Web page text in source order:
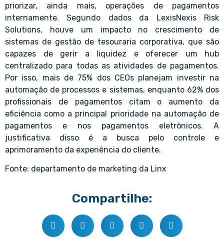
priorizar, ainda mais, operações de pagamentos
internamente. Segundo dados da LexisNexis Risk
Solutions, houve um impacto no crescimento de
sistemas de gestão de tesouraria corporativa, que são
capazes de gerir a liquidez e oferecer um hub
centralizado para todas as atividades de pagamentos.
Por isso, mais de 75% dos CEOs planejam investir na
automação de processos e sistemas, enquanto 62% dos
profissionais de pagamentos citam o aumento da
eficiência como a principal prioridade na automação de
pagamentos e nos pagamentos eletrônicos. A
justificativa disso é a busca pelo controle e
aprimoramento da experiência do cliente.
Fonte: departamento de marketing da Linx
Compartilhe: